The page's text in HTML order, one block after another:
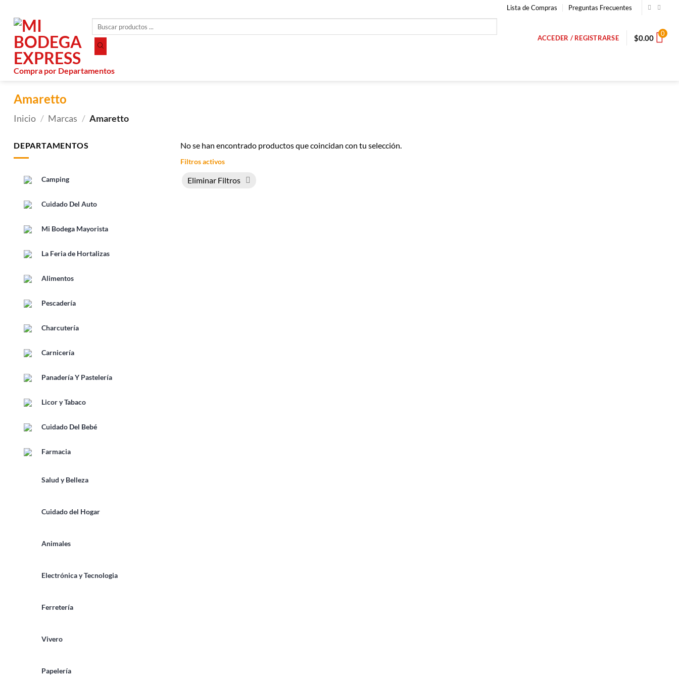
contenido
Lista de Compras Preguntas Frecuentes
productos
ACCEDER / REGISTRARSE $0.00 0
Compra por Departamentos
Amaretto
Inicio / Marcas / Amaretto
DEPARTAMENTOS
Camping
Cuidado Del Auto
Mi Bodega Mayorista
La Feria de Hortalizas
Alimentos
Pescadería
Charcutería
Carnicería
Panadería Y Pastelería
Licor y Tabaco
Cuidado Del Bebé
Farmacia
Salud y Belleza
Cuidado del Hogar
Animales
Electrónica y Tecnologia
Ferretería
Vivero
Papelería
No se han encontrado productos que coincidan con tu selección.
Filtros activos
Eliminar Filtros